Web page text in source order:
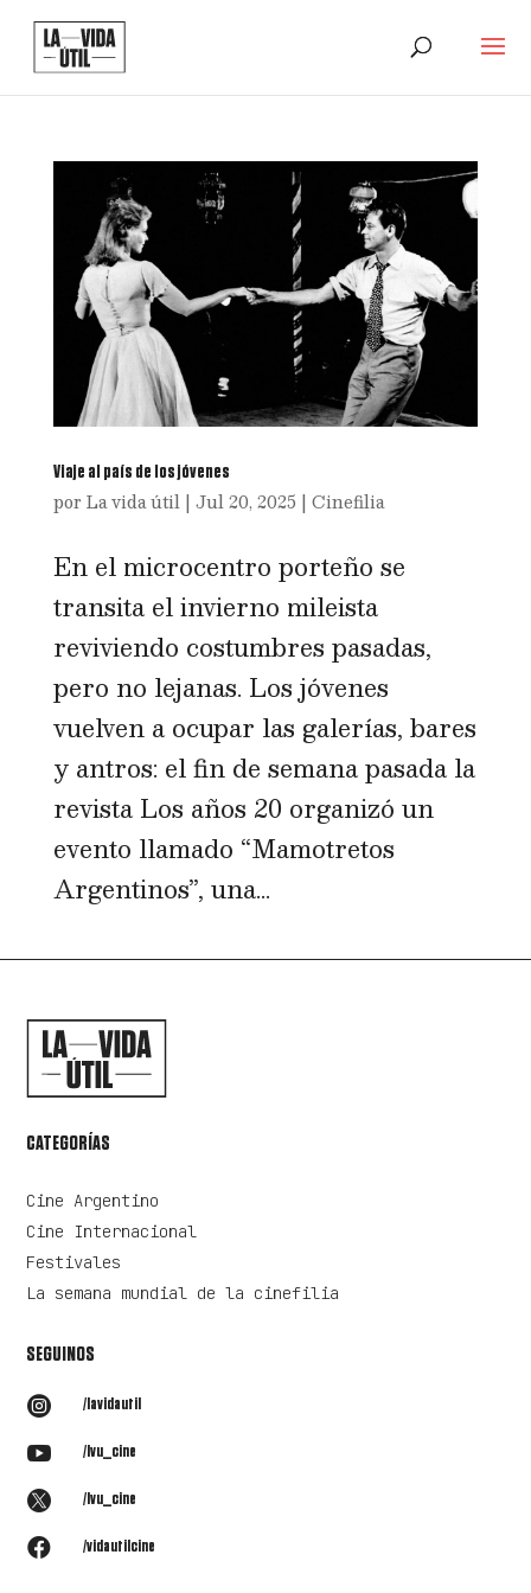
Viaje al país de los jóvenes
por La vida útil| Jul 20, 2025 | Cinefilia
En el microcentro porteño se
transita el invierno mileista
reviviendo costumbres pasadas,
pero no lejanas. Los jóvenes
vuelven a ocupar las galerías, bares
y antros: el fin de semana pasada la
revista Los años 20 organizó un
evento llamado “Mamotretos
Argentinos”, una...
CATEGORÍAS
Cine Argentino
Cine Internacional
Festivales
La semana mundial de la cinefilia
SEGUINOS
 /lavidautil
 /lvu_cine
 /lvu_cine
 /vidautilcine